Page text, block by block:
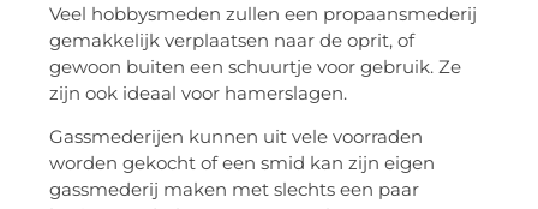
Veel hobbysmeden zullen een propaansmederij
gemakkelijk verplaatsen naar de oprit, of
gewoon buiten een schuurtje voor gebruik. Ze
zijn ook ideaal voor hamerslagen.
Gassmederijen kunnen uit vele voorraden
worden gekocht of een smid kan zijn eigen
gassmederij maken met slechts een paar